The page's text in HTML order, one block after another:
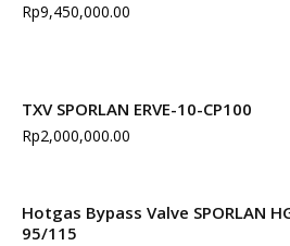
Rp9,450,000.00
TXV SPORLAN ERVE-10-CP100
Rp2,000,000.00
Hotgas Bypass Valve SPORLAN
95/115